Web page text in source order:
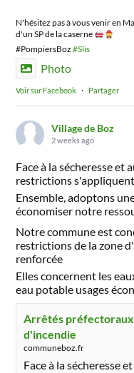
N'hésitez pas à vous venir en
d'un SP de la caserne
#PompiersBoz#Slis
Photo
Voir sur Facebook · Partager
Village de Boz
2 weeks ago
Face à la sécheresse et
restrictions
Ensemble, adoptons
économiser notre
Notre commune est
restrictions de la zone
renforcée
Elles concernent les
eau potable usages écon
Arrêtés
d'incendie
communeboz.fr
Face à la sécheresse